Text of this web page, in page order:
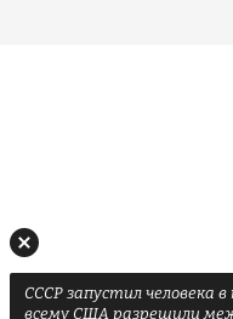
СССР запустил человека
всему США разрешили